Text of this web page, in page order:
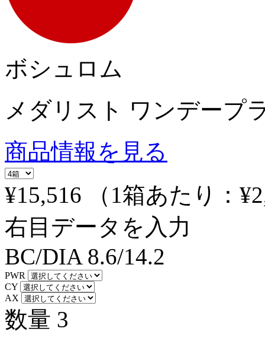
ボシュロム
メダリスト ワンデー
商品情報を見る
¥15,516
（1箱あたり：
右目データを入力
BC/DIA 8.6/14.2
PWR
CY
AX
数量 3